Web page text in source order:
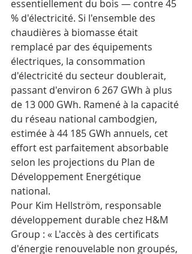
essentiellement du bois — contre 45
% d'électricité. Si l'ensemble des
chaudières à biomasse était
remplacé par des équipements
électriques, la consommation
d'électricité du secteur doublerait,
passant d'environ 6 267 GWh à plus
de 13 000 GWh. Ramené à la capacité
du réseau national cambodgien,
estimée à 44 185 GWh annuels, cet
effort est parfaitement absorbable
selon les projections du Plan de
Développement Energétique
national.
Pour Kim Hellström, responsable
développement durable chez H&M
Group : « L'accès à des certificats
d'énergie renouvelable non groupés,